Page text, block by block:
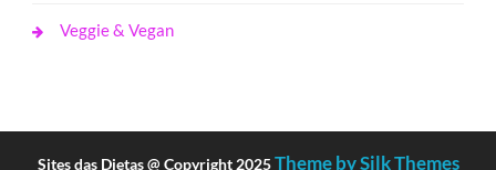
Veggie & Vegan
Sites das Dietas @ Copyright 2025Theme by Silk Themes